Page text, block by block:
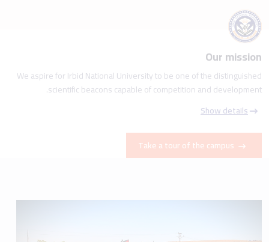
Our mission
We aspire for Irbid National University to be one of the distinguished
scientific beacons capable of competition and development.
Show details
Take a tour of the campus